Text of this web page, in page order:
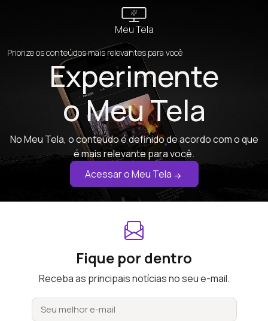
Meu Tela
Priorize os conteúdos mais relevantes para você
Experimente
o Meu Tela
No Meu Tela, o conteúdo é definido de acordo com o que
é mais relevante para você.
Acessar o Meu Tela
Fique por dentro
Receba as principais notícias no seu e-mail.